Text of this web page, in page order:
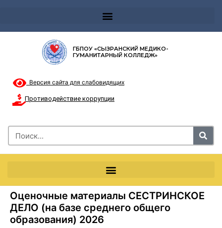
ГБПОУ «СЫЗРАНСКИЙ МЕДИКО-
ГУМАНИТАРНЫЙ КОЛЛЕДЖ»
Версия сайта для слабовидящих
Противодействие коррупции
Оценочные материалы СЕСТРИНСКОЕ
ДЕЛО (на базе среднего общего
образования) 2026